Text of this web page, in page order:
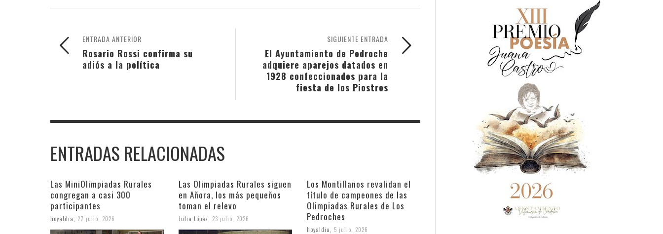
SIGUIENTE ENTRADA
El Ayuntamiento de Pedroche
adquiere aparejos datados en
1928 confeccionados para la
fiesta de los Piostros
ENTRADA ANTERIOR
Rosario Rossi confirma su
adiós a la política
ENTRADAS RELACIONADAS
Las MiniOlimpiadas Rurales
congregan a casi 300
participantes
hoyaldia 27 julio, 2026
Las Olimpiadas Rurales siguen
en Añora, los más pequeños
toman el relevo
Julia López 23 julio, 2026
Los Montillanos revalidan el
título de campeones de las
Olimpiadas Rurales de Los
Pedroches
hoyaldia 5 julio, 2026